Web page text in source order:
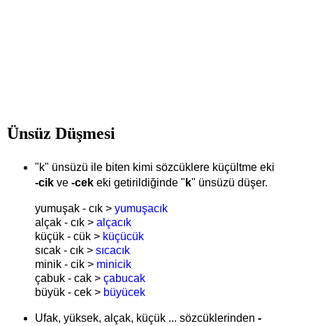
Ünsüz Düşmesi
"k" ünsüzü ile biten kimi sözcüklere küçültme eki
-cikve -cekeki getirildiğinde " k" ünsüzü düşer.
yumuşak - cık > yumuşacık
alçak - cık > alçacık
küçük - cük > küçücük
sıcak - cık > sıcacık
minik - cik > minicik
çabuk - cak > çabucak
büyük - cek > büyücek
Ufak, yüksek, alçak, küçük ... sözcüklerinden -